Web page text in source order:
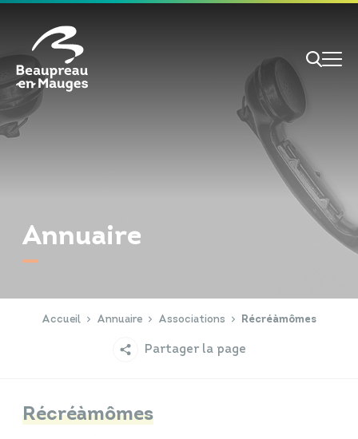
RECHERCHE
Annuaire
Accueil Annuaire Associations Récréàmômes
Partager la page
Récréàmômes
Cookies management panel